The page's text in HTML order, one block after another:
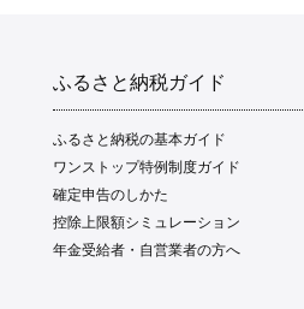
ふるさと納税ガイド
ふるさと納税の基本ガイド
ワンストップ特例制度ガイド
確定申告のしかた
控除上限額シミュレーション
年金受給者・自営業者の方へ